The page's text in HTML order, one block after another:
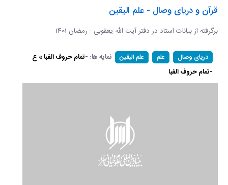
قرآن و دریای وصال - علم الیقین
برگرفته از بیانات استاد در دفتر آیت الله یعقوبی - رمضان 1401
دریای وصال علم علم الیقین نمایه ها: -تمام حروف الفبا » ع
-تمام حروف الفبا